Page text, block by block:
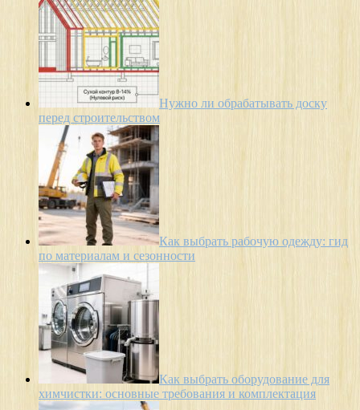
Нужно ли обрабатывать доску
перед строительством
Как выбрать рабочую одежду: гид
по материалам и сезонности
Как выбрать оборудование для
химчистки: основные требования и комплектация